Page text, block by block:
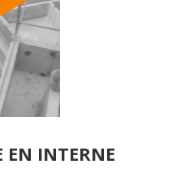
EN INTERNE